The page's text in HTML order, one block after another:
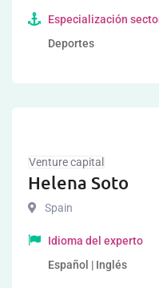
Especialización
Deportes
Venture capital
Helena Soto
Spain
Idioma del experto
Español | Inglés